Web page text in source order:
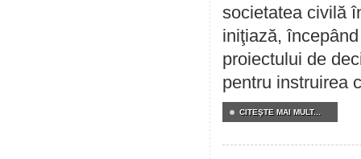
societatea civilă
iniţiază,
proiectului de
pentru instruirea
CITEŞTE MAI MULT...